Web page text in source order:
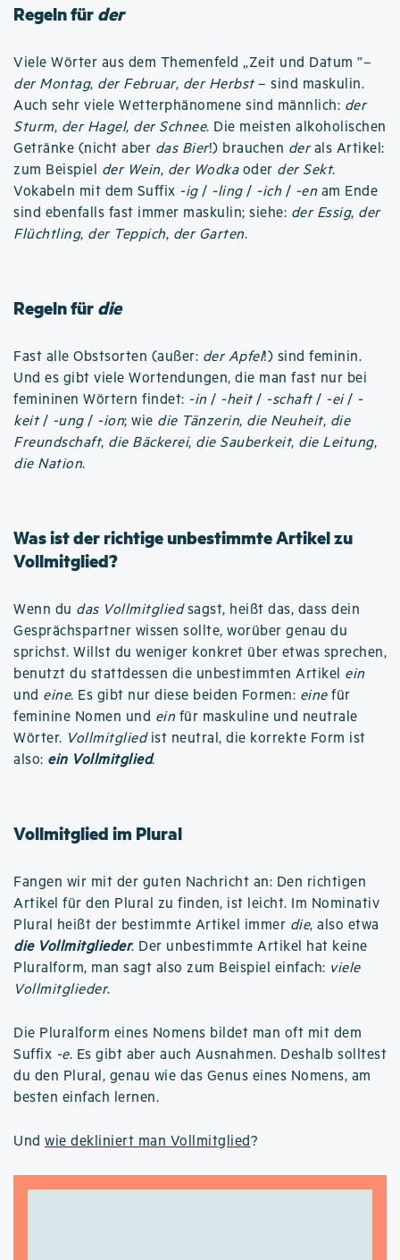
Regeln fürder
Viele Wörter aus dem Themenfeld „Zeit und Datum ”–
der Montag, der Februar, der Herbst– sind maskulin.
Auch sehr viele Wetterphänomene sind männlich: der
Sturm, der Hagel, der Schnee. Die meisten alkoholischen
Getränke (nicht aber das Bier!) brauchen derals Artikel:
zum Beispiel der Wein, der Wodkaoder der Sekt.
Vokabeln mit dem Suffix -ig/ -ling/ -ich / -en am Ende
sind ebenfalls fast immer maskulin; siehe: der Essig, der
Flüchtling, der Teppich, der Garten.
Regeln fürdie
Fast alle Obstsorten (außer: der Apfel!) sind feminin.
Und es gibt viele Wortendungen, die man fast nur bei
femininen Wörtern findet: -in / -heit/ -schaft/ -ei/ -
keit/ -ung/ -ion; wie die Tänzerin, die Neuheit, die
Freundschaft, die Bäckerei, die Sauberkeit, die Leitung,
die Nation.
Was ist der richtige unbestimmte Artikel zu
Vollmitglied?
Wenn du das Vollmitgliedsagst, heißt das, dass dein
Gesprächspartner wissen sollte, worüber genau du
sprichst. Willst du weniger konkret über etwas sprechen,
benutzt du stattdessen die unbestimmten Artikel ein
und eine. Es gibt nur diese beiden Formen: einefür
feminine Nomen und ein für maskuline und neutrale
Wörter. Vollmitgliedist neutral, die korrekte Form ist
also: ein Vollmitglied.
Vollmitglied im Plural
Fangen wir mit der guten Nachricht an: Den richtigen
Artikel für den Plural zu finden, ist leicht. Im Nominativ
Plural heißt der bestimmte Artikel immer die, also etwa
die Vollmitglieder. Der unbestimmte Artikel hat keine
Pluralform, man sagt also zum Beispiel einfach: viele
Vollmitglieder.
Die Pluralform eines Nomens bildet man oft mit dem
Suffix -e. Es gibt aber auch Ausnahmen. Deshalb solltest
du den Plural, genau wie das Genus eines Nomens, am
besten einfach lernen.
Und wie dekliniert man Vollmitglied?